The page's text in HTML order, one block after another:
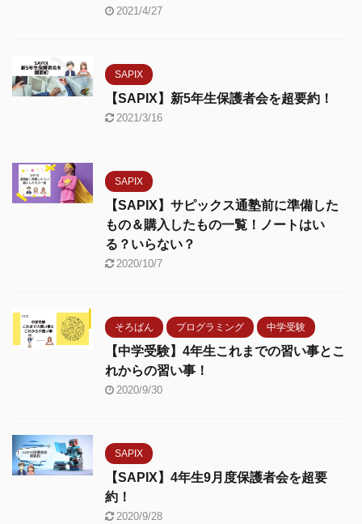
2021/4/27
SAPIX
【SAPIX】新5年生保護者会を超要約！
2021/3/16
SAPIX
【SAPIX】サピックス通塾前に準備した
もの＆購入したもの一覧！ノートはい
る？いらない？
2020/10/7
そろばん プログラミング 中学受験
【中学受験】4年生これまでの習い事とこ
れからの習い事！
2020/9/30
SAPIX
【SAPIX】4年生9月度保護者会を超要
約！
2020/9/28